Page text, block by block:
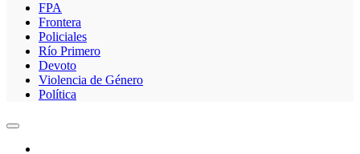
FPA
Frontera
Policiales
Río Primero
Devoto
Violencia de Género
Política